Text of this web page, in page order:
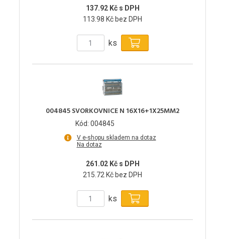
137.92 Kč s DPH
113.98 Kč bez DPH
ks
004845 SVORKOVNICE N 16X16+1X25MM2
Kód: 004845
V e-shopu skladem na dotaz
Na dotaz
261.02 Kč s DPH
215.72 Kč bez DPH
ks